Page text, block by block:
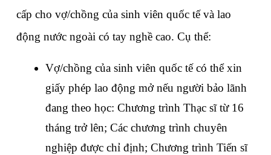
cấp cho vợ/chồng của sinh viên quốc tế và lao
động nước ngoài có tay nghề cao. Cụ thể:
Vợ/chồng của sinh viên quốc tế có thể xin
giấy phép lao động mở nếu người bảo lãnh
đang theo học: Chương trình Thạc sĩ từ 16
tháng trở lên; Các chương trình chuyên
nghiệp được chỉ định; Chương trình Tiến sĩ